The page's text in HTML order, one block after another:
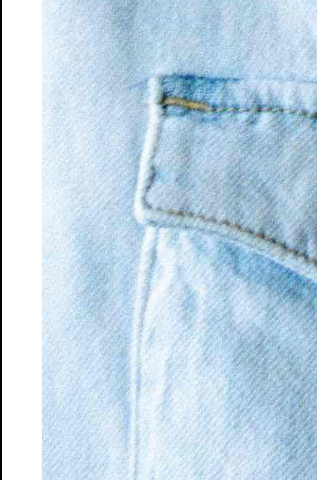
Instagram S.T.M.
Facebook S.T.M.
Instagram Junges S.T.M.
Impressum
AGBs & Datenschutz